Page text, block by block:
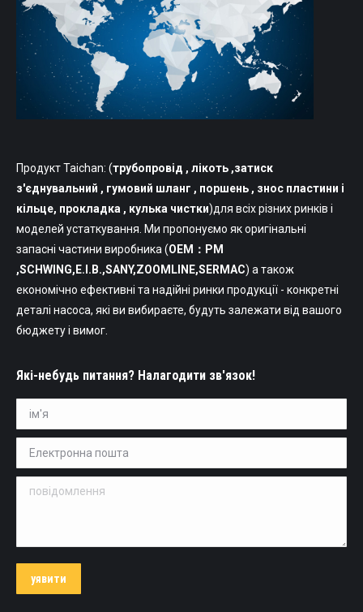
Продукт Taichan: (трубопровід , лікоть ,затиск
з'єднувальний , гумовий шланг , поршень , знос пластини і
кільце, прокладка , кулька чистки)для всіх різних ринків і
моделей устаткування. Ми пропонуємо як оригінальні
запасні частини виробника (OEM：PM
,SCHWING,Е.І.В.,SANY,ZOOMLINE,SERMAC) а також
економічно ефективні та надійні ринки продукції - конкретні
деталі насоса, які ви вибираєте, будуть залежати від вашого
бюджету і вимог.
Які-небудь питання? Налагодити зв'язок!
ім'я *
Електронна пошта *
повідомлення
уявити